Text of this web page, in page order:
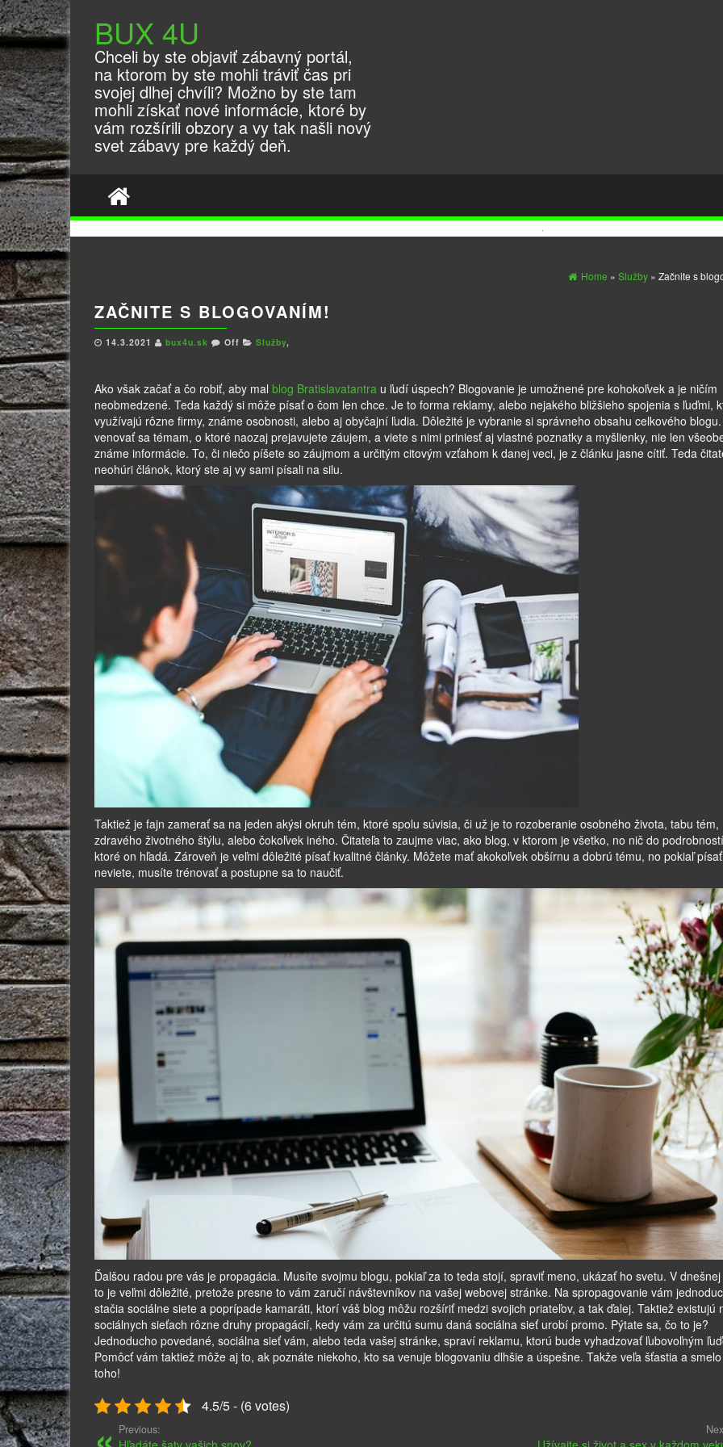
BUX 4U
Chceli by ste objaviť zábavný portál,
na ktorom by ste mohli tráviť čas pri
svojej dlhej chvíli? Možno by ste tam
mohli získať nové informácie, ktoré by
vám rozšírili obzory a vy tak našli nový
svet zábavy pre každý deň.
Home » Služby» Začnite s
ZAČNITE S BLOGOVANÍM!
14.3.2021 bux4u.sk Off Služby,
Ako však začať a čo robiť, aby mal blog Bratislavatantra u ľudí úspech? Blogovanie je umožnené pre kohokoľvek a je ničím
neobmedzené. Teda každý si môže písať o čom len chce. Je to forma reklamy, alebo nejakého bližšieho spojenia s ľuďmi,
využívajú rôzne firmy, známe osobnosti, alebo aj obyčajní ľudia. Dôležité je vybranie si správneho obsahu celkového
venovať sa témam, o ktoré naozaj prejavujete záujem, a viete s nimi priniesť aj vlastné poznatky a myšlienky, nie len
známe informácie. To, či niečo píšete so záujmom a určitým citovým vzťahom k danej veci, je z článku jasne cítiť. Teda
neohúri článok, ktorý ste aj vy sami písali na silu.
Taktiež je fajn zamerať sa na jeden akýsi okruh tém, ktoré spolu súvisia, či už je to rozoberanie osobného života, tabu tém,
zdravého životného štýlu, alebo čokoľvek iného. Čitateľa to zaujme viac, ako blog, v ktorom je všetko, no nič do
ktoré on hľadá. Zároveň je veľmi dôležité písať kvalitné články. Môžete mať akokoľvek obšírnu a dobrú tému, no pokiaľ písať
neviete, musíte trénovať a postupne sa to naučiť.
Ďalšou radou pre vás je propagácia. Musíte svojmu blogu, pokiaľ za to teda stojí, spraviť meno, ukázať ho svetu. V
to je veľmi dôležité, pretože presne to vám zaručí návštevníkov na vašej webovej stránke. Na spropagovanie vám
stačia sociálne siete a poprípade kamaráti, ktorí váš blog môžu rozšíriť medzi svojich priateľov, a tak ďalej. Taktiež existujú
sociálnych sieťach rôzne druhy propagácií, kedy vám za určitú sumu daná sociálna sieť urobí promo. Pýtate sa, čo to je?
Jednoducho povedané, sociálna sieť vám, alebo teda vašej stránke, spraví reklamu, ktorú bude vyhadzovať ľubovoľným
Pomôcť vám taktiež môže aj to, ak poznáte niekoho, kto sa venuje blogovaniu dlhšie a úspešne. Takže veľa šťastia a
toho!
4.5/5 - (6 votes)
Previous: